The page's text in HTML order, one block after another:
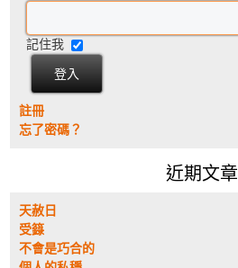
記住我
註冊
忘了密碼？
近期文章
天赦日
受籙
不會是巧合的